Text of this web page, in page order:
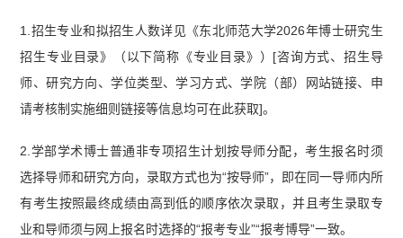
1.招生专业和拟招生人数详见《东北师范大学2026年博士研究生
招生专业目录》（以下简称《专业目录》）[咨询方式、招生导
师、研究方向、学位类型、学习方式、学院（部）网站链接、申
请考核制实施细则链接等信息均可在此获取]。
2.学部学术博士普通非专项招生计划按导师分配，考生报名时须
选择导师和研究方向，录取方式也为“按导师”，即在同一导师内所
有考生按照最终成绩由高到低的顺序依次录取，并且考生录取专
业和导师须与网上报名时选择的“报考专业”“报考博导”一致。